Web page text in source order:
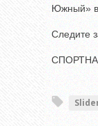
Южный» в
Следите